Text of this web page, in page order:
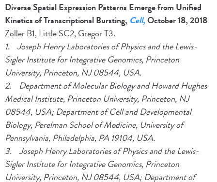
Diverse Spatial Expression Patterns Emerge from Unified
Kinetics of Transcriptional Bursting, Cell,October 18, 2018
Zoller B1, Little SC2, Gregor T3.
1. Joseph Henry Laboratories of Physics and the Lewis-
Sigler Institute for Integrative Genomics, Princeton
University, Princeton, NJ 08544, USA.
2. Department of Molecular Biology and Howard Hughes
Medical Institute, Princeton University, Princeton, NJ
08544, USA; Department of Cell and Developmental
Biology, Perelman School of Medicine, University of
Pennsylvania, Philadelphia, PA 19104, USA.
3. Joseph Henry Laboratories of Physics and the Lewis-
Sigler Institute for Integrative Genomics, Princeton
University, Princeton, NJ 08544, USA; Department of